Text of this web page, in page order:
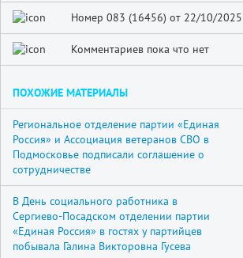
Номер 083 (16456) от 22/10/2025
Комментариев пока что нет
ПОХОЖИЕ МАТЕРИАЛЫ
Региональное отделение партии «Единая
Россия» и Ассоциация ветеранов СВО в
Подмосковье подписали соглашение о
сотрудничестве
В День социального работника в
Сергиево-Посадском отделении партии
«Единая Россия» в гостях у партийцев
побывала Галина Викторовна Гусева